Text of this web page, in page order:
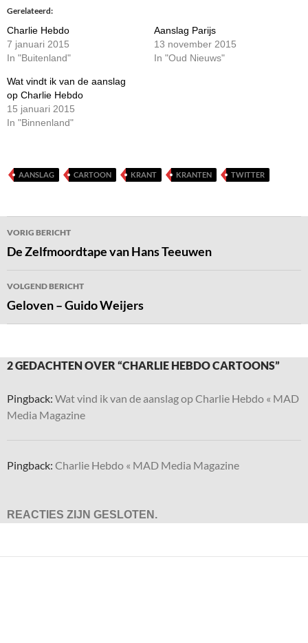
Gerelateerd
Charlie Hebdo
7 januari 2015
In "Buitenland"
Aanslag Parijs
13 november 2015
In "Oud Nieuws"
Wat vindt ik van de aanslag
op Charlie Hebdo
15 januari 2015
In "Binnenland"
AANSLAG CARTOON KRANT KRANTEN TWITTER
Bericht
navigatie
VORIG BERICHT
De Zelfmoordtape van Hans Teeuwen
VOLGEND BERICHT
Geloven – Guido Weijers
2 GEDACHTEN OVER “CHARLIE HEBDO CARTOONS”
Pingback: Wat vind ik van de aanslag op Charlie Hebdo « MAD
Media Magazine
Pingback: Charlie Hebdo « MAD Media Magazine
REACTIES ZIJN GESLOTEN.